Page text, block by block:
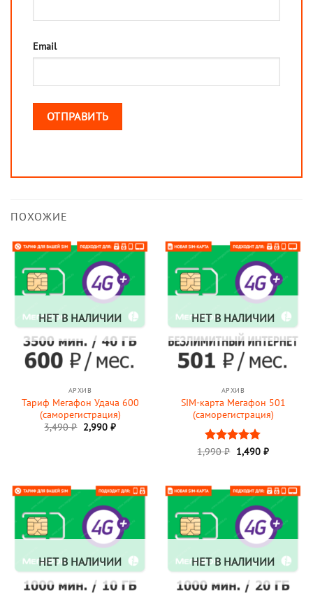
Email
ПОХОЖИЕ
НЕТ В НАЛИЧИИ
АРХИВ
Тариф Мегафон Удача 600
(саморегистрация)
3,490₽ Первоначальная
цена
2,990 ₽Текущая
НЕТ В НАЛИЧИИ
АРХИВ
SIM-карта Мегафон 501
(саморегистрация)
Оценка
1,990₽ Первоначальная
цена
1,490 ₽Текущая
НЕТ В НАЛИЧИИ НЕТ В НАЛИЧИИ